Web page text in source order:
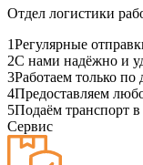
Отдел логистики
1Регулярные
2С нами надёжно и
3Работаем только по
4Предоставляем
5Подаём транспорт
Сервис